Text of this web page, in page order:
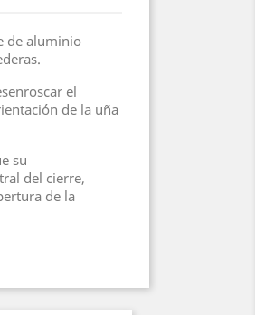
de aluminio
el
de la uña
su
del cierre,
de la